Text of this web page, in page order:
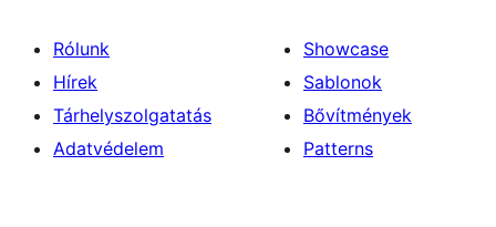
Rólunk
Hírek
Tárhelyszolgatatás
Adatvédelem
Showcase
Sablonok
Bővítmények
Patterns